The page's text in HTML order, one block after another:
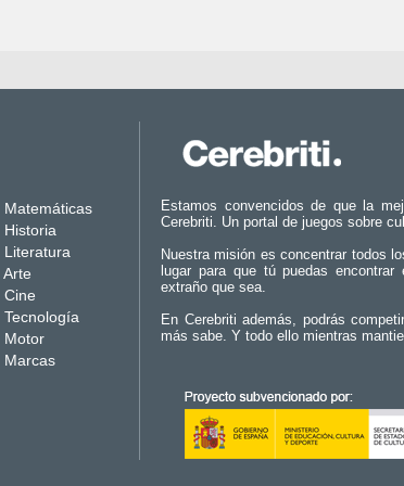
Matemáticas
Historia
Literatura
Arte
Cine
Tecnología
Motor
Marcas
Estamos convencidos de que la
Cerebriti. Un portal de juegos sobre
Nuestra misión es concentrar todos
lugar para que tú puedas
extraño que sea.
En Cerebriti además, podrás
más sabe. Y todo ello mientras